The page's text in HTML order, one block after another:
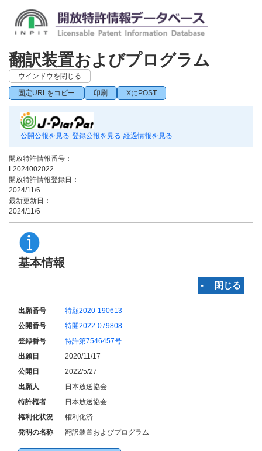
翻訳装置およびプログラム
ウインドウを閉じる
固定URLをコピー 印刷 XにPOST
公開公報を見る 登録公報を見る 経過情報を見る
開放特許情報番号：
L2024002022
開放特許情報登録日：
2024/11/6
最新更新日：
2024/11/6
基本情報
‐ 閉じる
出願番号
特願2020-190613
公開番号
特開2022-079808
登録番号
特許第7546457号
出願日
2020/11/17
公開日
2022/5/27
出願人
日本放送協会
特許権者
日本放送協会
権利化状況
権利化済
発明の名称
翻訳装置およびプログラム